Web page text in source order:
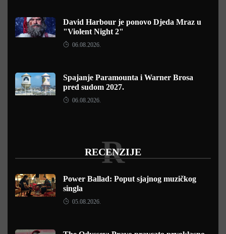
David Harbour je ponovo Djeda Mraz u
"Violent Night 2"
06.08.2026.
Spajanje Paramounta i Warner Brosa
pred sudom 2027.
06.08.2026.
RECENZIJE
R
Power Ballad: Poput sjajnog muzičkog
singla
05.08.2026.